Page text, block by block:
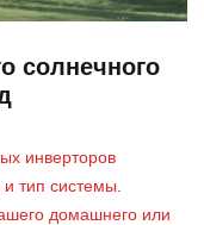
солнечного
инверторов
и тип системы.
домашнего или